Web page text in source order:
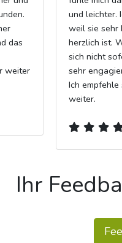
das
weiter
und leichter.
weil sie sehr
herzlich ist.
sich nicht
sehr
Ich
weiter.
Ihr